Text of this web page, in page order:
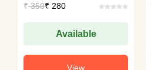
Book in Hindi
₹300₹ 240
Available
View